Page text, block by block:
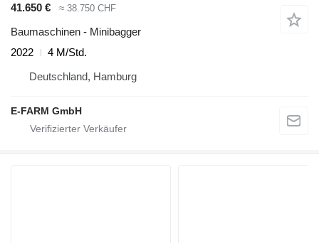
41.650 €
≈ 38.750 CHF
Baumaschinen - Minibagger
2022
4 M/Std.
Deutschland, Hamburg
E-FARM GmbH